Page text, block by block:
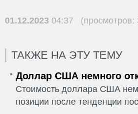
01.12.2023 04:37 (просмотров:
ТАКЖЕ НА ЭТУ ТЕМУ
Доллар США немного
Стоимость доллара США
позиции после тенденции